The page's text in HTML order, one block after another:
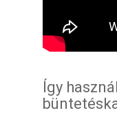
Így
büntetés